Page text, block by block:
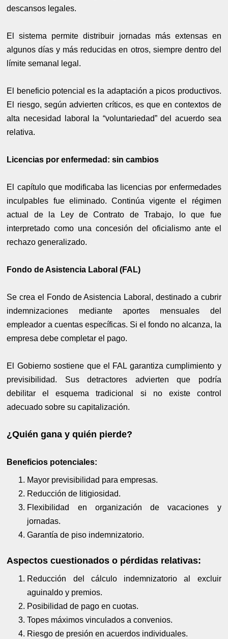
descansos legales.
El sistema permite distribuir jornadas más extensas en
algunos días y más reducidas en otros, siempre dentro del
límite semanal legal.
El beneficio potencial es la adaptación a picos productivos.
El riesgo, según advierten críticos, es que en contextos de
alta necesidad laboral la “voluntariedad” del acuerdo sea
relativa.
Licencias por enfermedad: sin cambios
El capítulo que modificaba las licencias por enfermedades
inculpables fue eliminado. Continúa vigente el régimen
actual de la Ley de Contrato de Trabajo, lo que fue
interpretado como una concesión del oficialismo ante el
rechazo generalizado.
Fondo de Asistencia Laboral (FAL)
Se crea el Fondo de Asistencia Laboral, destinado a cubrir
indemnizaciones mediante aportes mensuales del
empleador a cuentas específicas. Si el fondo no alcanza, la
empresa debe completar el pago.
El Gobierno sostiene que el FAL garantiza cumplimiento y
previsibilidad. Sus detractores advierten que podría
debilitar el esquema tradicional si no existe control
adecuado sobre su capitalización.
¿Quién gana y quién pierde?
Beneficios potenciales:
Mayor previsibilidad para empresas.
Reducción de litigiosidad.
Flexibilidad en organización de vacaciones y
jornadas.
Garantía de piso indemnizatorio.
Aspectos cuestionados o pérdidas relativas:
Reducción del cálculo indemnizatorio al excluir
aguinaldo y premios.
Posibilidad de pago en cuotas.
Topes máximos vinculados a convenios.
Riesgo de presión en acuerdos individuales.